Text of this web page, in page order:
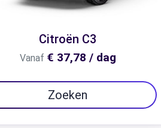
Citroën C3
Vanaf € 37,78 / dag
Zoeken